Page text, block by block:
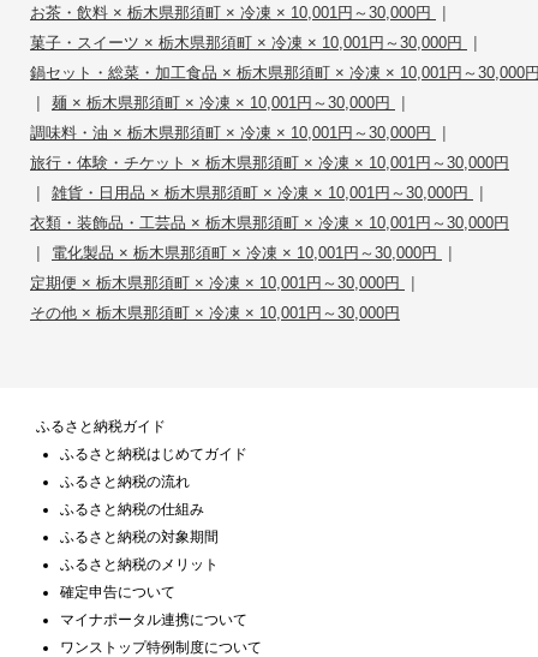
お茶・飲料 × 栃木県那須町 × 冷凍 × 10,001円～30,000円 |
菓子・スイーツ × 栃木県那須町 × 冷凍 × 10,001円～30,000円 |
鍋セット・総菜・加工食品 × 栃木県那須町 × 冷凍 × 10,001円～30,000
| 麺 × 栃木県那須町 × 冷凍 × 10,001円～30,000円 |
調味料・油 × 栃木県那須町 × 冷凍 × 10,001円～30,000円 |
旅行・体験・チケット × 栃木県那須町 × 冷凍 × 10,001円～30,000円
| 雑貨・日用品 × 栃木県那須町 × 冷凍 × 10,001円～30,000円 |
衣類・装飾品・工芸品 × 栃木県那須町 × 冷凍 × 10,001円～30,000円
| 電化製品 × 栃木県那須町 × 冷凍 × 10,001円～30,000円 |
定期便 × 栃木県那須町 × 冷凍 × 10,001円～30,000円 |
その他 × 栃木県那須町 × 冷凍 × 10,001円～30,000円
ふるさと納税ガイド
ふるさと納税はじめてガイド
ふるさと納税の流れ
ふるさと納税の仕組み
ふるさと納税の対象期間
ふるさと納税のメリット
確定申告について
マイナポータル連携について
ワンストップ特例制度について